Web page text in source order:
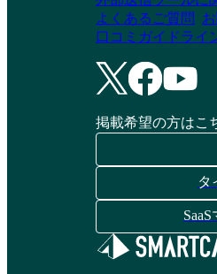
よくあるご質問
口コミガイドライ
掲載希望の方はこ
タ